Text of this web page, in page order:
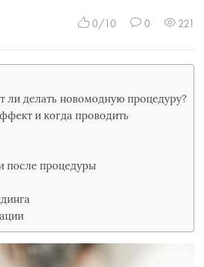
0/10 0 221
ли делать новомодную процедуру?
и когда проводить
после процедуры